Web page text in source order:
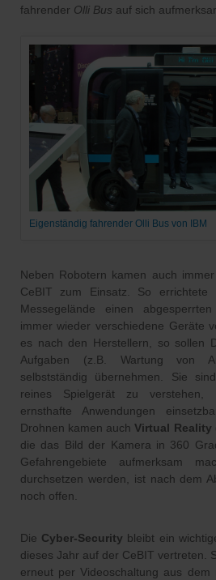
fahrender Olli Bus auf sich
Eigenständig fahrender Olli Bus von IBM
Neben Robotern kamen auch
CeBIT zum Einsatz. So
Messegelände einen
immer wieder verschiedene Geräte
es nach den Herstellern, so sollen
Aufgaben (z.B. Wartung von
selbstständig übernehmen. Sie
reines Spielgerät zu verstehen,
ernsthafte Anwendungen
Drohnen kamen auchVirtual Reality
die das Bild der Kamera in 360
Gefahrengebiete aufmerksam
durchsetzen werden, ist nach dem
noch offen.
Die Cyber-Security bleibt ein
dieses Jahr auf der CeBIT vertreten.
erneut per Videoschaltung aus dem